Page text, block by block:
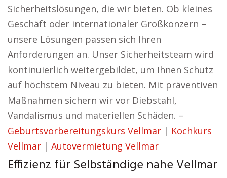
Sicherheitslösungen, die wir bieten. Ob kleines
Geschäft oder internationaler Großkonzern –
unsere Lösungen passen sich Ihren
Anforderungen an. Unser Sicherheitsteam wird
kontinuierlich weitergebildet, um Ihnen Schutz
auf höchstem Niveau zu bieten. Mit präventiven
Maßnahmen sichern wir vor Diebstahl,
Vandalismus und materiellen Schäden. –
Geburtsvorbereitungskurs Vellmar | Kochkurs
Vellmar | Autovermietung Vellmar
Effizienz für Selbständige nahe Vellmar